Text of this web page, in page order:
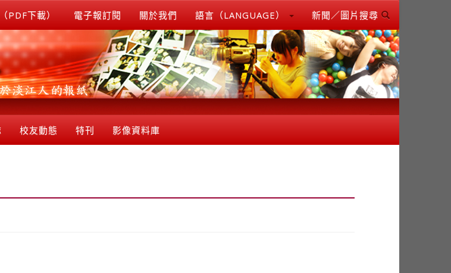
PDF下載） 電子報訂閱 關於我們 語言（LANGUAGE） 新聞／圖片搜尋
校友動態 特刊 影像資料庫